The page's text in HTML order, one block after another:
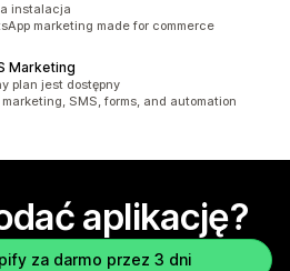
4116
instalacja
marketing made for commerce
Marketing
1332
plan jest dostępny
SMS, forms, and automation
aplikację?
za darmo przez 3 dni